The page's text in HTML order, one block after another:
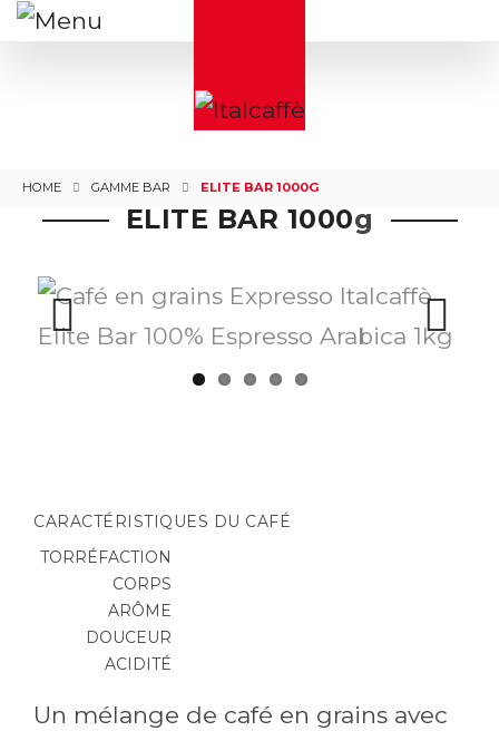
HOME GAMME BAR ELITE BAR 1000G
ELITE BAR 1000g
CARACTÉRISTIQUES DU CAFÉ
TORRÉFACTION
CORPS
ARÔME
DOUCEUR
ACIDITÉ
Un mélange de café en grains avec